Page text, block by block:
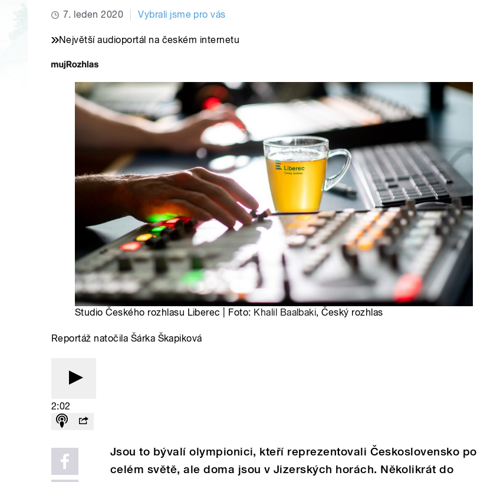
7. leden 2020 Vybrali jsme pro vás
Největší audioportál na českém internetu
Studio Českého rozhlasu Liberec | Foto: Khalil Baalbaki, Český rozhlas
Reportáž natočila Šárka Škapiková
2:02
Jsou to bývalí olympionici, kteří reprezentovali Československo po
celém světě, ale doma jsou v Jizerských horách. Několikrát do